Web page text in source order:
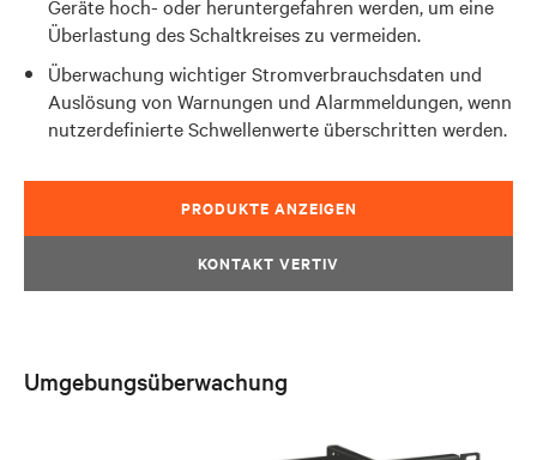
Geräte hoch- oder heruntergefahren werden, um eine
Überlastung des Schaltkreises zu vermeiden.
Überwachung wichtiger Stromverbrauchsdaten und
Auslösung von Warnungen und Alarmmeldungen, wenn
nutzerdefinierte Schwellenwerte überschritten werden.
PRODUKTE ANZEIGEN
KONTAKT VERTIV
Umgebungsüberwachung